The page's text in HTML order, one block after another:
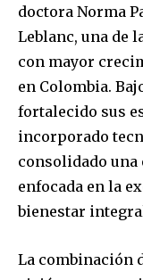
doctora Norma
Leblanc, una de
con mayor
en Colombia.
fortalecido sus
incorporado
consolidado
enfocada en la
bienestar
La combinación